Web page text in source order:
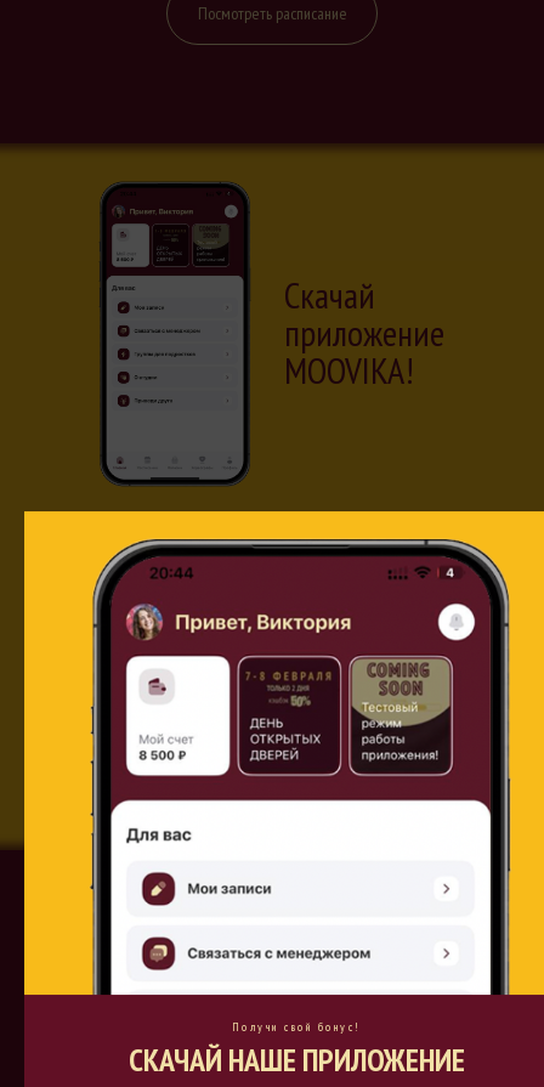
Получи свой бонус!
СКАЧАЙ НАШЕ ПРИЛОЖЕНИЕ
Посмотреть расписание
— Описание всех направлений и
классов
— Новости, мероприятия, акции
— Быстрая запись и управление
счетом
Скачай
приложение
MOOVIKA!
500 ₽сразу на счет
при первом скачивании!
Будь в курсе всех наших